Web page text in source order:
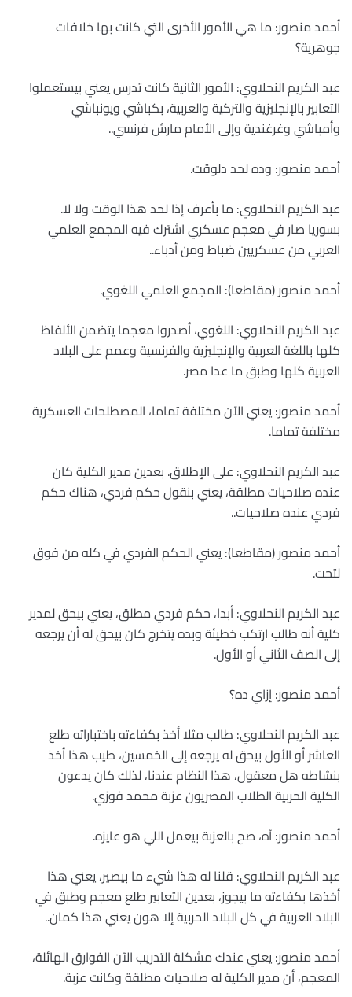
أحمد منصور: ما هي الأمور الأخرى التي كانت بها خلافات
جوهرية؟
عبد الكريم النحلاوي: الأمور الثانية كانت تدرس يعني بيستعملوا
التعابير بالإنجليزية والتركية والعربية، بكباشي ويونباشي
وأمباشي وغرغندية وإلى الأمام مارش فرنسي..
أحمد منصور: وده لحد دلوقت.
عبد الكريم النحلاوي: ما بأعرف إذا لحد هذا الوقت ولا لا.
بسوريا صار في معجم عسكري اشترك فيه المجمع العلمي
العربي من عسكريين ضباط ومن أدباء..
أحمد منصور (مقاطعا): المجمع العلمي اللغوي.
عبد الكريم النحلاوي: اللغوي، أصدروا معجما يتضمن الألفاظ
كلها باللغة العربية والإنجليزية والفرنسية وعمم على البلاد
العربية كلها وطبق ما عدا مصر.
أحمد منصور: يعني الآن مختلفة تماما، المصطلحات العسكرية
مختلفة تماما.
عبد الكريم النحلاوي: على الإطلاق. بعدين مدير الكلية كان
عنده صلاحيات مطلقة، يعني بنقول حكم فردي، هناك حكم
فردي عنده صلاحيات..
أحمد منصور (مقاطعا): يعني الحكم الفردي في كله من فوق
لتحت.
عبد الكريم النحلاوي: أبدا، حكم فردي مطلق، يعني بيحق لمدير
كلية أنه طالب ارتكب خطيئة وبده يتخرج كان بيحق له أن يرجعه
إلى الصف الثاني أو الأول.
أحمد منصور: إزاي ده؟
عبد الكريم النحلاوي: طالب مثلا أخذ بكفاءته باختباراته طلع
العاشر أو الأول بيحق له يرجعه إلى الخمسين، طيب هذا أخذ
بنشاطه هل معقول، هذا النظام عندنا، لذلك كان يدعون
الكلية الحربية الطلاب المصريون عزبة محمد فوزي.
أحمد منصور: آه، صح بالعزبة بيعمل اللي هو عايزه.
عبد الكريم النحلاوي: قلنا له هذا شيء ما بيصير، يعني هذا
أخذها بكفاءته ما بيجوز، بعدين التعابير طلع معجم وطبق في
البلاد العربية في كل البلاد الحربية إلا هون يعني هذا كمان..
أحمد منصور: يعني عندك مشكلة التدريب الآن الفوارق الهائلة،
المعجم، أن مدير الكلية له صلاحيات مطلقة وكانت عزبة.